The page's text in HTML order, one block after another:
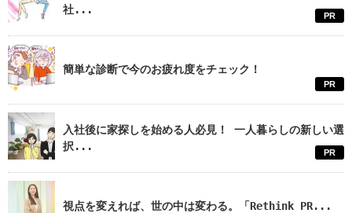
社...
PR
簡単な診断で今のお疲れ度をチェック！
PR
入社後に家探しを始める人必見！ 一人暮らしの新しい選
択...
PR
視点を変えれば、世の中は変わる。「Rethink PR...